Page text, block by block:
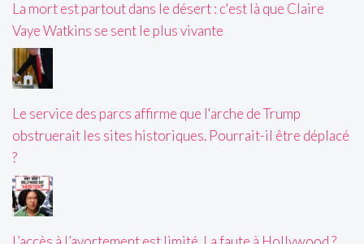
La mort est partout dans le désert : c'est là que Claire
Vaye Watkins se sent le plus vivante
Le service des parcs affirme que l'arche de Trump
obstruerait les sites historiques. Pourrait-il être déplacé
?